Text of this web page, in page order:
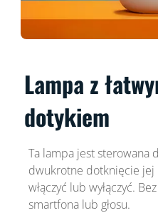
Lampa z
dotykiem
Ta lampa jest sterowana
dwukrotne dotknięcie jej
włączyć lub wyłączyć.
smartfona lub głosu.